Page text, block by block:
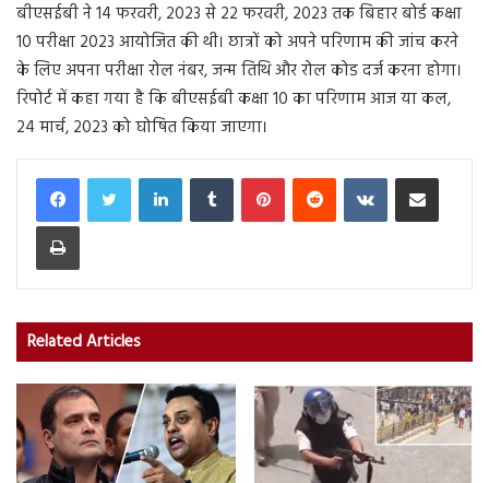
बीएसईबी ने 14 फरवरी, 2023 से 22 फरवरी, 2023 तक बिहार बोर्ड कक्षा
10 परीक्षा 2023 आयोजित की थी। छात्रों को अपने परिणाम की जांच करने
के लिए अपना परीक्षा रोल नंबर, जन्म तिथि और रोल कोड दर्ज करना होगा।
रिपोर्ट में कहा गया है कि बीएसईबी कक्षा 10 का परिणाम आज या कल,
24 मार्च, 2023 को घोषित किया जाएगा।
LinkedInTumblr PinterestReddit VKontakteShare via Email
Print
Related Articles